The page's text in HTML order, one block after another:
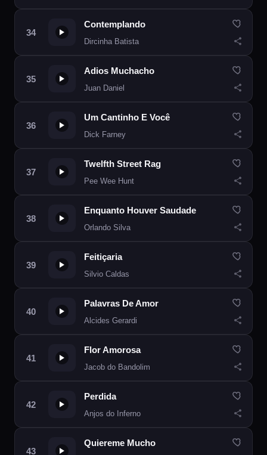
Contemplando
Dircinha Batista
Adios Muchacho
Juan Daniel
Um Cantinho E Você
Dick Farney
Twelfth Street Rag
Pee Wee Hunt
Enquanto Houver Saudade
Orlando Silva
Feitiçaria
Silvio Caldas
Palavras De Amor
Alcides Gerardi
Flor Amorosa
Jacob do Bandolim
Perdida
Anjos do Inferno
Quiereme Mucho